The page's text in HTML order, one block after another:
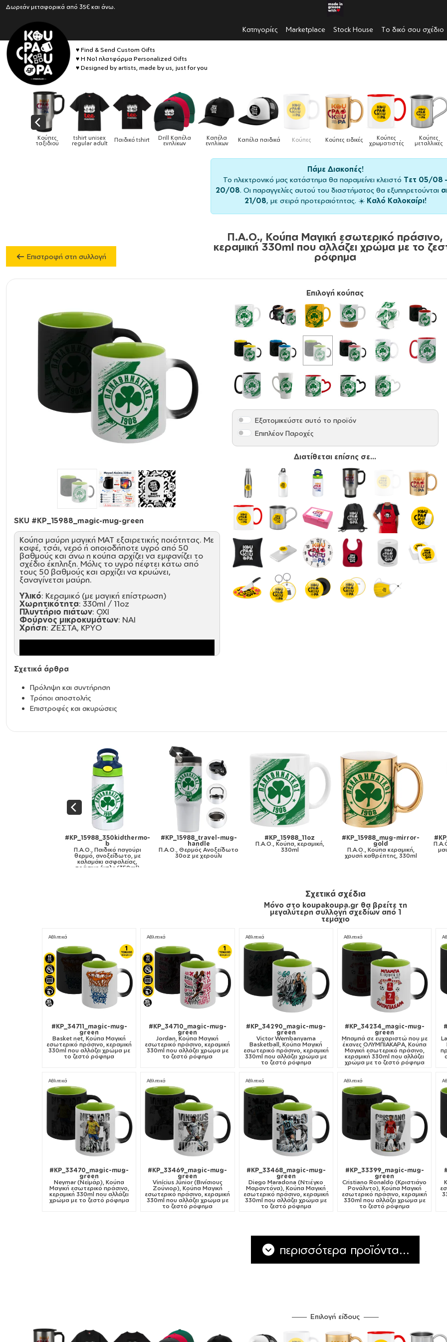
Δωρεάν μεταφορικά από 35€ και άνω.
Κατηγορίες Marketplace Stock House Το δικό σου σχέδιο
♥ Find & Send Custom Gifts
♥ Η No1 πλατφόρμα Personalized Gifts
♥ Designed by artists, made by us, just for you
Drill Καπέλα
ενηλίκων
Καπέλα
ενηλίκων Καπέλα παιδικά Κούπες Κούπες ειδικές Κούπες
χρωματιστές
Κούπες
μεταλλικές
Δοχεία
φαγητού Τσάντες Ποδιές
μαγειρικής
Πάμε Διακοπές!
Το ηλεκτρονικό μας κατάστημα θα παραμείνει κλειστό Τετ 05/08
20/08. Οι παραγγελίες αυτού του διαστήματος θα εξυπηρετούνται
21/08, με σειρά προτεραιότητας. ☀️ Καλό Καλοκαίρι!
Επιστροφή στη συλλογή
Π.Α.Ο., Κούπα Μαγική εσωτερικό πράσινο,
κεραμική 330ml που αλλάζει χρώμα με το
ρόφημα
SKU #KP_15988_magic-mug-green
Κούπα μαύρη μαγική ΜΑΤ εξαιρετικής ποιότητας. Με
καφέ, τσάι, νερό ή οποιοδήποτε υγρό από 50
βαθμούς και άνω η κούπα αρχίζει να εμφανίζει το
σχέδιο έκπληξη. Μόλις το υγρό πέφτει κάτω από
τους 50 βαθμούς και αρχίζει να κρυώνει,
ξαναγίνεται μαύρη.
Υλικό: Κεραμικό (με μαγική επίστρωση)
Χωρητικότητα: 330ml / 11oz
Πλυντήριο πιάτων: ΟΧΙ
Φούρνος μικροκυμάτων: ΝΑΙ
Χρήση: ΖΕΣΤΑ, ΚΡΥΟ
Σχετικά άρθρα
Πρόληψη και συντήρηση
Τρόποι αποστολής
Επιστροφές και ακυρώσεις
Επιλογή κούπας
Εξατομικεύστε αυτό το προϊόν
Επιπλέον Παροχές
Διατίθεται επίσης σε...
#KP_15988_11oz
Π.Α.Ο., Κούπα, κεραμική,
330ml
#KP_15988_mug-mirror-
gold
Π.Α.Ο., Κούπα κεραμική,
χρυσή καθρέπτης, 330ml
#KP_15988_11ozcBLACK
Π.Α.Ο., Κούπα χρωματιστή
μαύρη, κεραμική, 330ml
#KP_15988_metaldouble
Π.Α.Ο., Κούπα Ανοξείδωτη
διπλού τοιχώματος 300ml
Σχετικά σχέδια
Μόνο στο koupakoupa.gr θα βρείτε τη
μεγαλύτερη συλλογή σχεδίων από 1
τεμάχιο
Αθλητικά
#KP_34711_magic-mug-
green
Basket net, Κούπα Μαγική
εσωτερικό πράσινο, κεραμική
330ml που αλλάζει χρώμα με
το ζεστό ρόφημα
Αθλητικά
#KP_34710_magic-mug-
green
Jordan, Κούπα Μαγική
εσωτερικό πράσινο, κεραμική
330ml που αλλάζει χρώμα με
το ζεστό ρόφημα
Αθλητικά
#KP_34290_magic-mug-
green
Victor Wembanyama
Basketball, Κούπα Μαγική
εσωτερικό πράσινο, κεραμική
330ml που αλλάζει χρώμα με
το ζεστό ρόφημα
Αθλητικά
#KP_34234_magic-mug-
green
Μπαμπά σε ευχαριστώ που με
έκανες ΟΛΥΜΠΙΑΚΑΡΑ, Κούπα
Μαγική εσωτερικό πράσινο,
κεραμική 330ml που αλλάζει
χρώμα με το ζεστό ρόφημα
Αθλητικά
#KP_33470_magic-mug-
green
Neymar (Νεϊμάρ), Κούπα
Μαγική εσωτερικό πράσινο,
κεραμική 330ml που αλλάζει
χρώμα με το ζεστό ρόφημα
Αθλητικά
#KP_33469_magic-mug-
green
Vinícius Júnior (Βινίσιους
Ζούνιορ), Κούπα Μαγική
εσωτερικό πράσινο, κεραμική
330ml που αλλάζει χρώμα με
το ζεστό ρόφημα
Αθλητικά
#KP_33468_magic-mug-
green
Diego Maradona (Ντιέγκο
Μαραντόνα), Κούπα Μαγική
εσωτερικό πράσινο, κεραμική
330ml που αλλάζει χρώμα με
το ζεστό ρόφημα
Αθλητικά
#KP_33399_magic-mug-
green
Cristiano Ronaldo (Κριστιάνο
Ρονάλντο), Κούπα Μαγική
εσωτερικό πράσινο, κεραμική
330ml που αλλάζει χρώμα με
το ζεστό ρόφημα
περισσότερα προϊόντα...
Επιλογή είδους